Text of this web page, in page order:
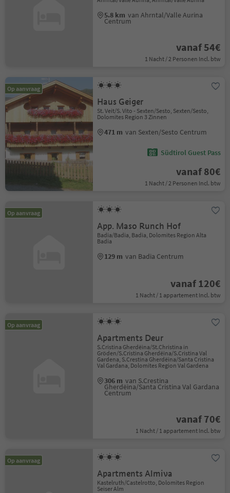
5.8 km van Ahrntal/Valle Aurina
Centrum
vanaf 54€
1 Nacht / 2 Personen Incl. btw
Op aanvraag
Haus Geiger
St. Veit/S. Vito - Sexten/Sesto, Sexten/Sesto,
Dolomites Region 3 Zinnen
471 m van Sexten/Sesto Centrum
Südtirol Guest Pass
vanaf 80€
1 Nacht / 2 Personen Incl. btw
Op aanvraag
App. Maso Runch Hof
Badia/Badia, Badia, Dolomites Region Alta
Badia
129 m van Badia Centrum
vanaf 120€
1 Nacht / 1 appartement Incl. btw
Op aanvraag
Apartments Deur
S.Cristina Gherdëina/St.Christina in
Gröden/S.Cristina Gherdëina/S.Cristina Val
Gardena, S.Crestina Gherdëina/Santa Cristina
Val Gardana, Dolomites Region Val Gardena
306 m van S.Crestina
Gherdëina/Santa Cristina Val Gardana
Centrum
vanaf 70€
1 Nacht / 1 appartement Incl. btw
Op aanvraag
Apartments Almiva
Kastelruth/Castelrotto, Dolomites Region
Seiser Alm